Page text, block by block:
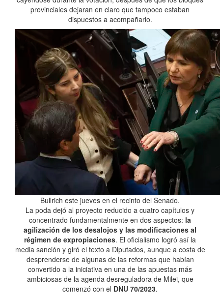
provinciales dejaran en claro que tampoco estaban
dispuestos a acompañarlo.
Bullrich este jueves en el recinto del Senado.
La poda dejó al proyecto reducido a cuatro capítulos y
concentrado fundamentalmente en dos aspectos: la
agilización de los desalojos y las modificaciones al
régimen de expropiaciones. El oficialismo logró así la
media sanción y giró el texto a Diputados, aunque a costa de
desprenderse de algunas de las reformas que habían
convertido a la iniciativa en una de las apuestas más
ambiciosas de la agenda desreguladora de Milei, que
comenzó con el DNU 70/2023.